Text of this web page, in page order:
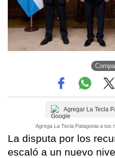
Agregar La Tecla
Agrega La Tecla Patagonia a tus
La disputa por los
escaló a un nuevo